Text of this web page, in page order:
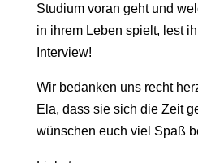
Studium voran geht und
in ihrem Leben spielt, lest
Interview!
Wir bedanken uns recht
Ela, dass sie sich die Zeit
wünschen euch viel Spaß